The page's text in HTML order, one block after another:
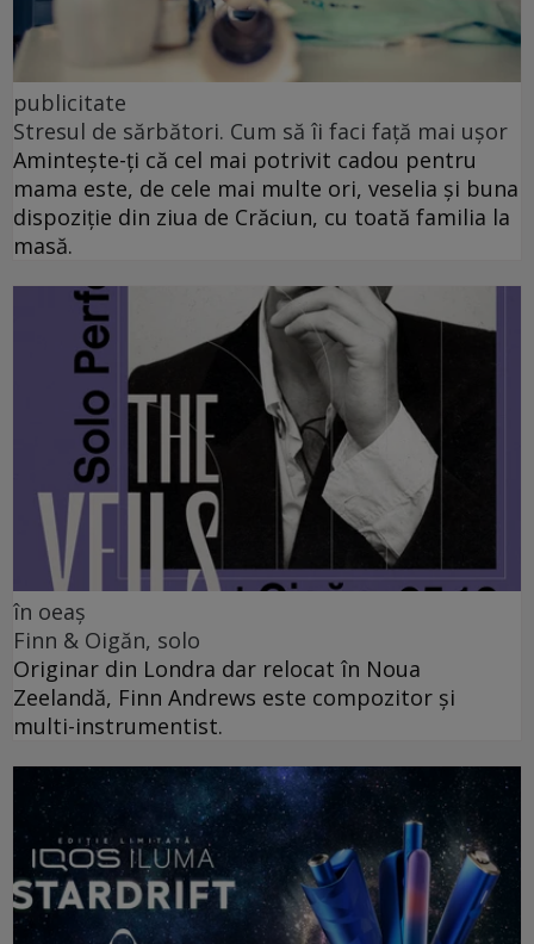
publicitate
Stresul de sărbători. Cum să îi faci față mai ușor
Amintește-ți că cel mai potrivit cadou pentru
mama este, de cele mai multe ori, veselia și buna
dispoziție din ziua de Crăciun, cu toată familia la
masă.
în oeaș
Finn & Oigăn, solo
Originar din Londra dar relocat în Noua
Zeelandă, Finn Andrews este compozitor și
multi-instrumentist.